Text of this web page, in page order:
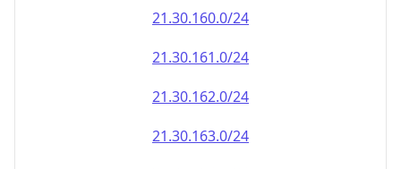
21.30.160.0/24
21.30.161.0/24
21.30.162.0/24
21.30.163.0/24